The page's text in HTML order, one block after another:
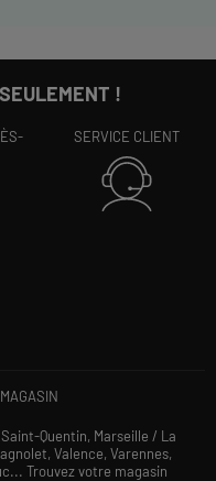
!
SERVICE CLIENT
Saint-Quentin, Marseille / La
Valence, Varennes,
Trouvez votre magasin